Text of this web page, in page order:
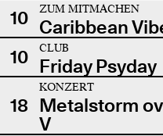
10
ZUM MITMACHEN
Caribbean
10
CLUB
Friday Psyday
18
KONZERT
Metalstorm
V